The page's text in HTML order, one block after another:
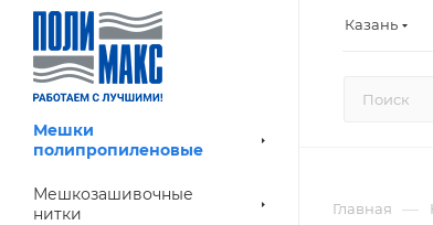
Казань
Мешки
полипропиленовые
Мешкозашивочные
нитки
Главная —